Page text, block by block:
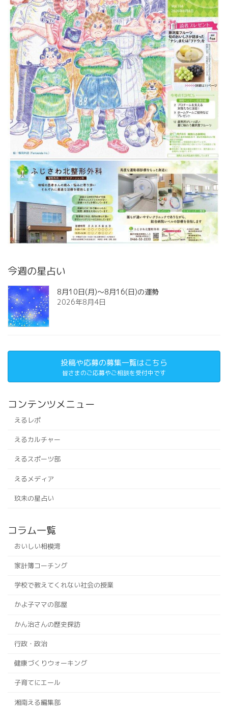
今週の星占い
8月10日(月)～8月16(日)の運勢
2026年8月4日
投稿や応募の募集一覧はこちら
皆さまのご応募やご相談を受付中です
コンテンツメニュー
えるレポ
えるカルチャー
えるスポーツ部
えるメディア
玖未の星占い
コラム一覧
おいしい相模湾
家計簿コーチング
学校で教えてくれない社会の授業
かよ子ママの部屋
かん治さんの歴史探訪
行政・政治
健康づくりウォーキング
子育てにエール
湘南える編集部